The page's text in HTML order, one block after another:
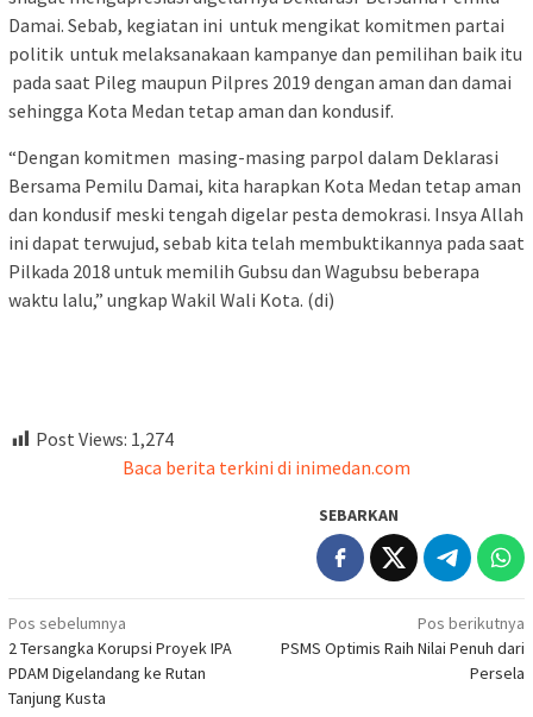
Damai. Sebab, kegiatan ini untuk mengikat komitmen partai
politik untuk melaksanakaan kampanye dan pemilihan baik itu
pada saat Pileg maupun Pilpres 2019 dengan aman dan damai
sehingga Kota Medan tetap aman dan kondusif.
“Dengan komitmen masing-masing parpol dalam Deklarasi
Bersama Pemilu Damai, kita harapkan Kota Medan tetap aman
dan kondusif meski tengah digelar pesta demokrasi. Insya Allah
ini dapat terwujud, sebab kita telah membuktikannya pada saat
Pilkada 2018 untuk memilih Gubsu dan Wagubsu beberapa
waktu lalu,” ungkap Wakil Wali Kota. (di)
Post Views: 1,274
Baca berita terkini di inimedan.com
SEBARKAN
Navigasi
pos
Pos sebelumnya
2 Tersangka Korupsi Proyek IPA
PDAM Digelandang ke Rutan
Tanjung Kusta
Pos berikutnya
PSMS Optimis Raih Nilai Penuh dari
Persela